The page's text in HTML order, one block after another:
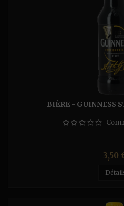
BIÈRE - GUINNESS
Prix
3,50